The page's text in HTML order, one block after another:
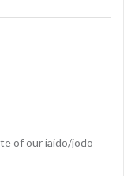
of our iaido/jodo